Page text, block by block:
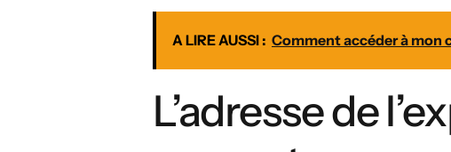
A LIRE AUSSI : Comment accéder à mon
L’adresse de